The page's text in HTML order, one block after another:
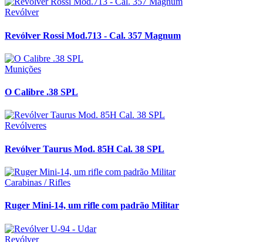
Revólver
Revólver Rossi Mod.713 - Cal. 357 Magnum
Munições
O Calibre .38 SPL
Revólveres
Revólver Taurus Mod. 85H Cal. 38 SPL
Carabinas / Rifles
Ruger Mini-14, um rifle com padrão Militar
Revólver